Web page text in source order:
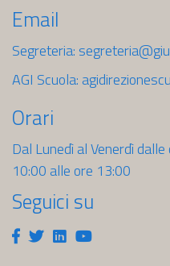
Email
Segreteria:
AGI Scuola:
Orari
Dal Lunedì al Venerdì dalle
10:00 alle ore 13:00
Seguici su
Facebook
Twitter
LinkedinYoutube